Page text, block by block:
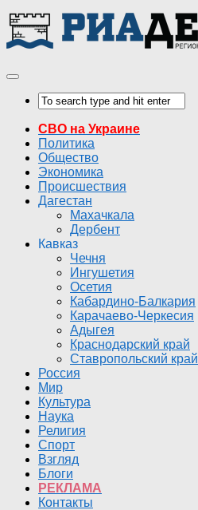
СВО на Украине
Политика
Общество
Экономика
Происшествия
Дагестан
Махачкала
Дербент
Кавказ
Чечня
Ингушетия
Осетия
Кабардино-Балкария
Карачаево-Черкесия
Адыгея
Краснодарский край
Ставропольский край
Россия
Мир
Культура
Наука
Религия
Спорт
Взгляд
Блоги
РЕКЛАМА
Контакты